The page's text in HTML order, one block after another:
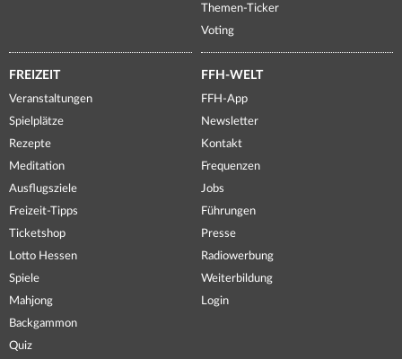
Themen-Ticker
Voting
FREIZEIT
Veranstaltungen
Spielplätze
Rezepte
Meditation
Ausflugsziele
Freizeit-Tipps
Ticketshop
Lotto Hessen
Spiele
Mahjong
Backgammon
Quiz
FFH-WELT
FFH-App
Newsletter
Kontakt
Frequenzen
Jobs
Führungen
Presse
Radiowerbung
Weiterbildung
Login